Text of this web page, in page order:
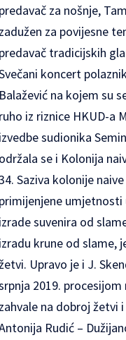
predavač za nošnje,
zadužen za povijesne
predavač tradicijskih
koncert
Balažević na kojem su
ruho iz riznice HKUD-a
izvedbe sudionika
održala se i Kolonija
Saziva kolonije
primijenjene
izrade suvenira od
izradu krune od slame,
Upravo je i J.
2019.
zahvale na dobroj žetvi
Rudić –